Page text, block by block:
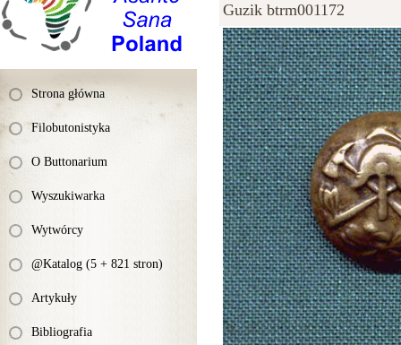
Strona główna
Filobutonistyka
O Buttonarium
Wyszukiwarka
Wytwórcy
@Katalog (5 + 821 stron)
Artykuły
Bibliografia
Guzik btrm001172